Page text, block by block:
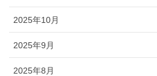
2025年10月
2025年9月
2025年8月